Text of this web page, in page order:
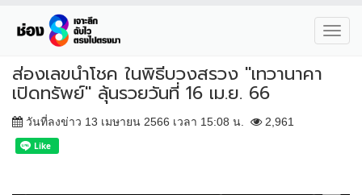
ส่องเลขนำโชค ในพิธีบวงสรวง "เทวานาคา
เปิดทรัพย์" ลุ้นรวยวันที่ 16 เม.ย. 66
วันที่ลงข่าว 13 เมษายน 2566 เวลา 15:08 น. 2,961